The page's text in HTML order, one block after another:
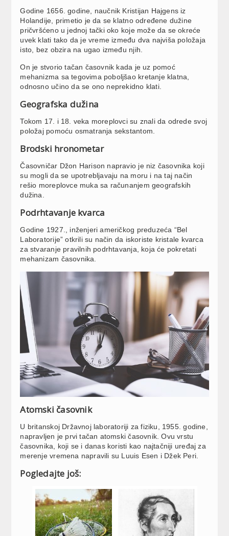
Godine 1656. godine, naučnik Kristijan Hajgens iz
Holandije, primetio je da se klatno određene dužine
pričvršćeno u jednoj tački oko koje može da se okreće
uvek klati tako da je vreme između dva najviša položaja
isto, bez obzira na ugao između njih.
On je stvorio tačan časovnik kada je uz pomoć
mehanizma sa tegovima poboljšao kretanje klatna,
odnosno učino da se ono neprekidno klati.
Geografska dužina
Tokom 17. i 18. veka moreplovci su znali da odrede svoj
položaj pomoću osmatranja sekstantom.
Brodski hronometar
Časovničar Džon Harison napravio je niz časovnika koji
su mogli da se upotrebljavaju na moru i na taj način
rešio moreplovce muka sa računanjem geografskih
dužina.
Podrhtavanje kvarca
Godine 1927., inženjeri američkog preduzeća “Bel
Laboratorije” otkrili su način da iskoriste kristale kvarca
za stvaranje pravilnih podrhtavanja, koja će pokretati
mehanizam časovnika.
Atomski časovnik
U britanskoj Državnoj laboratoriji za fiziku, 1955. godine,
napravljen je prvi tačan atomski časovnik. Ovu vrstu
časovnika, koji se i danas koristi kao najtačniji uređaj za
merenje vremena napravili su Luuis Esen i Džek Peri.
Pogledajte još: